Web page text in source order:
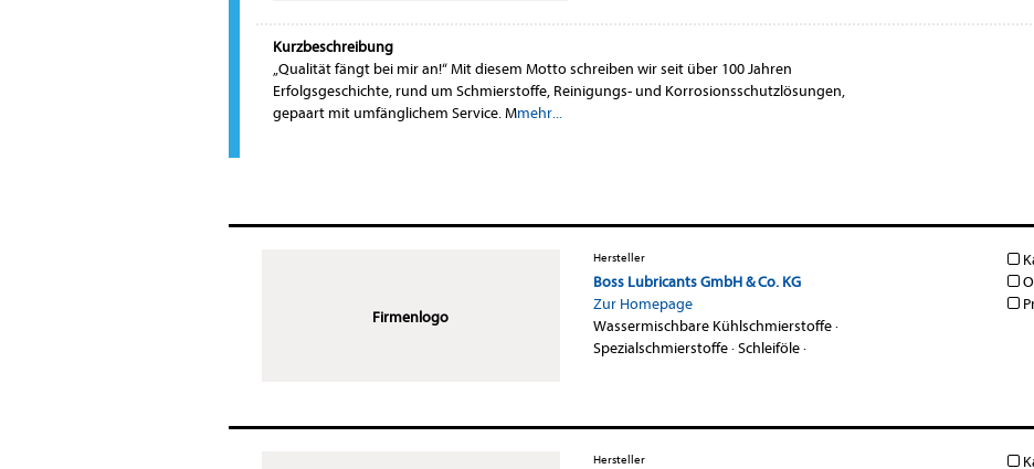
Kurzbeschreibung
„Qualität fängt bei mir an!“ Mit diesem Motto schreiben wir seit über 100 Jahren
Erfolgsgeschichte, rund um Schmierstoffe, Reinigungs- und Korrosionsschutzlösungen,
gepaart mit umfänglichem Service. Mmehr...
Firmenlogo
Hersteller
Boss Lubricants GmbH & Co. KG
Zur Homepage
Wassermischbare Kühlschmierstoffe·
Spezialschmierstoffe·Schleiföle·
Hersteller